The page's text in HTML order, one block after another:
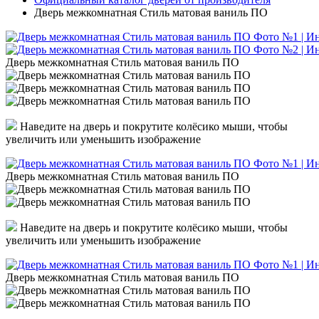
Дверь межкомнатная Стиль матовая ваниль ПО
Дверь межкомнатная Стиль матовая ваниль ПО
Наведите на дверь и покрутите колёсико мыши, чтобы
увеличить или уменьшить изображение
Дверь межкомнатная Стиль матовая ваниль ПО
Наведите на дверь и покрутите колёсико мыши, чтобы
увеличить или уменьшить изображение
Дверь межкомнатная Стиль матовая ваниль ПО